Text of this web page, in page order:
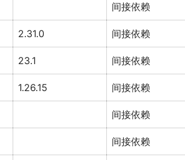
间接依赖
2.31.0 间接依赖
23.1 间接依赖
1.26.15 间接依赖
间接依赖
间接依赖